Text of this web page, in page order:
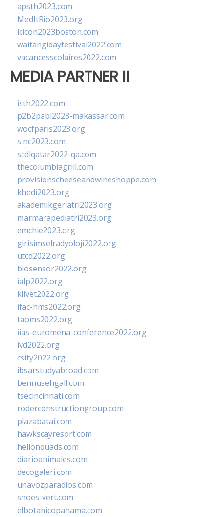
apsth2023.com
MedItRio2023.org
lcicon2023boston.com
waitangidayfestival2022.com
vacancesscolaires2022.com
MEDIA PARTNER II
isth2022.com
p2b2pabi2023-makassar.com
wocfparis2023.org
sinc2023.com
scdlqatar2022-qa.com
thecolumbiagrill.com
provisionscheeseandwineshoppe.com
khedi2023.org
akademikgeriatri2023.org
marmarapediatri2023.org
emchie2023.org
girisimselradyoloji2022.org
utcd2022.org
biosensor2022.org
ialp2022.org
klivet2022.org
ifac-hms2022.org
taoms2022.org
iias-euromena-conference2022.org
ivd2022.org
csity2022.org
ibsarstudyabroad.com
bennusehgall.com
tsecincinnati.com
roderconstructiongroup.com
plazabatai.com
hawkscayresort.com
hellonquads.com
diarioanimales.com
decogaleri.com
unavozparadios.com
shoes-vert.com
elbotanicopanama.com